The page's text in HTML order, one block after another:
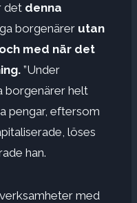
det denna
borgenärer utan
med när det
”Under
borgenärer helt
pengar, eftersom
löses
han.
med